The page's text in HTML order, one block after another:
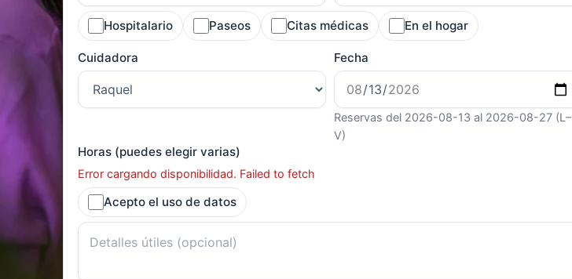
Hospitalario Paseos Citas médicas En el hogar
Cuidadora Fecha
Reservas del 2026-08-13 al 2026-08-27 (L–
V)
Horas (puedes elegir varias)
Error cargando disponibilidad. Failed to fetch
Acepto el uso de datos